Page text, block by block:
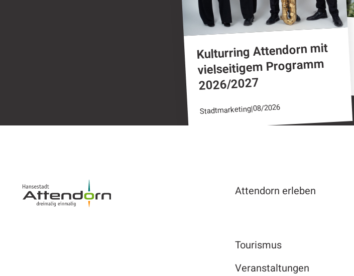
Kulturring Attendorn mit
vielseitigem Programm
2026/2027
Stadtmarketing|08/2026
Attendorn erleben
Tourismus
Veranstaltungen